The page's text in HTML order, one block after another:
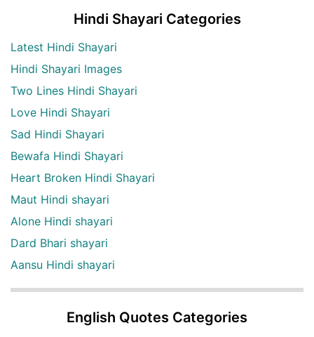
Hindi Shayari Categories
Latest Hindi Shayari
Hindi Shayari Images
Two Lines Hindi Shayari
Love Hindi Shayari
Sad Hindi Shayari
Bewafa Hindi Shayari
Heart Broken Hindi Shayari
Maut Hindi shayari
Alone Hindi shayari
Dard Bhari shayari
Aansu Hindi shayari
English Quotes Categories